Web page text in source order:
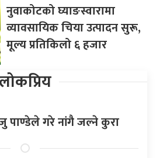
नुवाकोटको घ्याङस्वारामा
व्यावसायिक चिया उत्पादन सुरू,
मूल्य प्रतिकिलो ६ हजार
पाण्डेले गरे नांगै जल्ने कुरा